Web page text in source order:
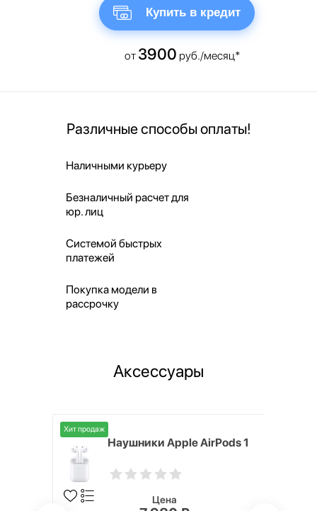
Купить в кредит
от 3900 руб./месяц*
Различные способы оплаты!
Наличными курьеру
Безналичный расчет для
юр. лиц
Системой быстрых
платежей
Покупка модели в
рассрочку
Аксессуары
Хит продаж
Наушники Apple AirPods 1
Цена